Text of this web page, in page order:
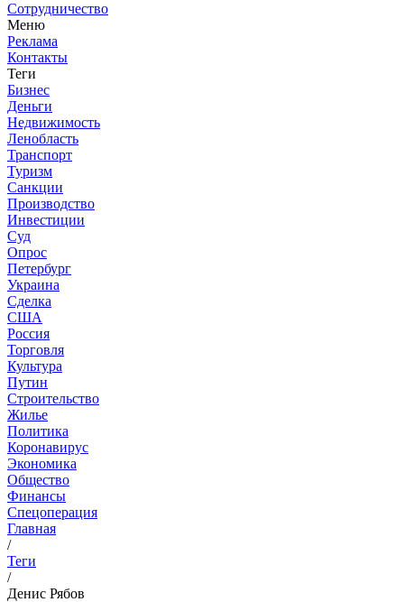
Сотрудничество
Меню
Реклама
Контакты
Теги
Бизнес
Деньги
Недвижимость
Ленобласть
Транспорт
Туризм
Санкции
Производство
Инвестиции
Суд
Опрос
Петербург
Украина
Сделка
США
Россия
Торговля
Культура
Путин
Строительство
Жилье
Политика
Коронавирус
Экономика
Общество
Финансы
Спецоперация
Главная
/
Теги
/
Денис Рябов